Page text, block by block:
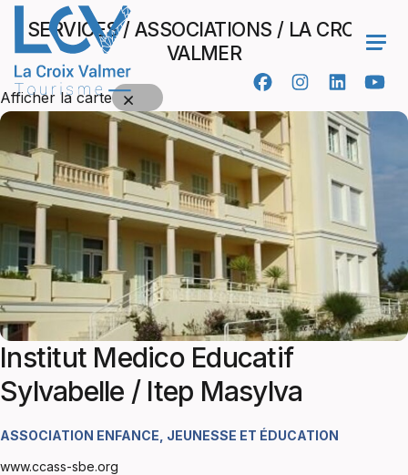
SERVICES / ASSOCIATIONS / LA CROIX-
VALMER
Afficher la carte
Institut Medico Educatif
Sylvabelle / Itep Masylva
ASSOCIATION ENFANCE, JEUNESSE ET ÉDUCATION
www.ccass-sbe.org